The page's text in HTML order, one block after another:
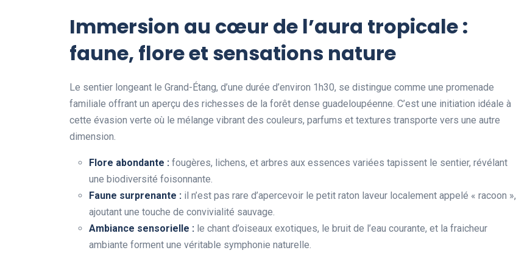
Immersion au cœur de l’aura tropicale :
faune, flore et sensations nature
Le sentier longeant le Grand-Étang, d’une durée d’environ 1h30, se distingue comme une promenade
familiale offrant un aperçu des richesses de la forêt dense guadeloupéenne. C’est une initiation idéale à
cette évasion verte où le mélange vibrant des couleurs, parfums et textures transporte vers une autre
dimension.
Flore abondante : fougères, lichens, et arbres aux essences variées tapissent le sentier, révélant
une biodiversité foisonnante.
Faune surprenante : il n’est pas rare d’apercevoir le petit raton laveur localement appelé « racoon »,
ajoutant une touche de convivialité sauvage.
Ambiance sensorielle : le chant d’oiseaux exotiques, le bruit de l’eau courante, et la fraicheur
ambiante forment une véritable symphonie naturelle.